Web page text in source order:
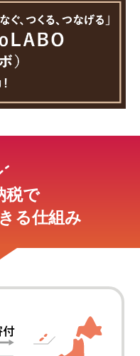
税で
る仕組み